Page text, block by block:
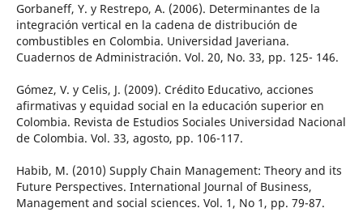
Gorbaneff, Y. y Restrepo, A. (2006). Determinantes de la
integración vertical en la cadena de distribución de
combustibles en Colombia. Universidad Javeriana.
Cuadernos de Administración. Vol. 20, No. 33, pp. 125- 146.
Gómez, V. y Celis, J. (2009). Crédito Educativo, acciones
afirmativas y equidad social en la educación superior en
Colombia. Revista de Estudios Sociales Universidad Nacional
de Colombia. Vol. 33, agosto, pp. 106-117.
Habib, M. (2010) Supply Chain Management: Theory and its
Future Perspectives. International Journal of Business,
Management and social sciences. Vol. 1, No 1, pp. 79-87.